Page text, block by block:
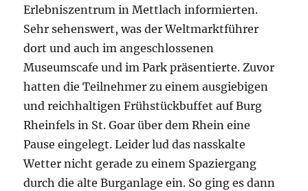
Erlebniszentrum in Mettlach informierten.
Sehr sehenswert, was der Weltmarktführer
dort und auch im angeschlossenen
Museumscafe und im Park präsentierte.Zuvor
hatten die Teilnehmer zu einem ausgiebigen
und reichhaltigen Frühstückbuffet auf Burg
Rheinfels in St. Goar über dem Rhein eine
Pause eingelegt. Leider lud das nasskalte
Wetter nicht gerade zu einem Spaziergang
durch die alte Burganlage ein. So ging es dann